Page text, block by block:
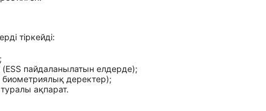
тіркейді:
пайдаланылатын елдерде);
биометриялық деректер);
ақпарат.